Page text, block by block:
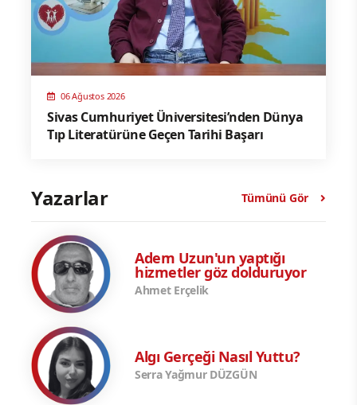
06 Ağustos 2026
Sivas Cumhuriyet Üniversitesi’nden Dünya
Tıp Literatürüne Geçen Tarihi Başarı
Yazarlar Tümünü Gör
Adem Uzun'un yaptığı
hizmetler göz dolduruyor
Ahmet Erçelik
Algı Gerçeği Nasıl Yuttu?
Serra Yağmur DÜZGÜN